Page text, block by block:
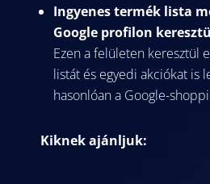
Ingyenes termék lista
Google profilon
Ezen a felületen keresztül
listát és egyedi akciókat is
hasonlóan a Google-
Kiknek ajánljuk: